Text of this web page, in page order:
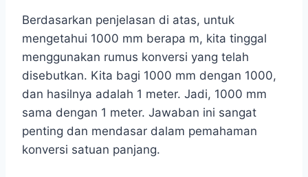
Berdasarkan penjelasan di atas, untuk
mengetahui 1000 mm berapa m, kita tinggal
menggunakan rumus konversi yang telah
disebutkan. Kita bagi 1000 mm dengan 1000,
dan hasilnya adalah 1 meter. Jadi, 1000 mm
sama dengan 1 meter. Jawaban ini sangat
penting dan mendasar dalam pemahaman
konversi satuan panjang.